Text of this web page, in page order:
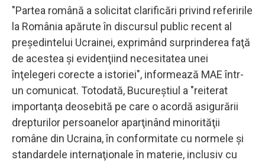
"Partea română a solicitat clarificări privind referirile
la România apărute în discursul public recent al
preşedintelui Ucrainei, exprimând surprinderea faţă
de acestea şi evidenţiind necesitatea unei
înţelegeri corecte a istoriei", informează MAE într-
un comunicat. Totodată, Bucureștiul a "reiterat
importanţa deosebită pe care o acordă asigurării
drepturilor persoanelor aparţinând minorităţii
române din Ucraina, în conformitate cu normele şi
standardele internaţionale în materie, inclusiv cu